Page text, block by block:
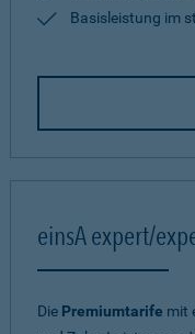
Basisleistung im
einsA expert/
Die Premiumtarife mit